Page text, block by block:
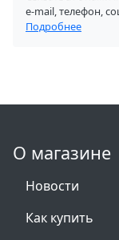
e-mail, телефон,
Подробнее
О магазине
Новости
Как купить